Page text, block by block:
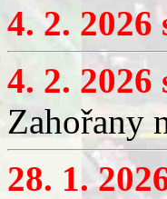
4. 2. 2026
4. 2. 2026
Zahořany
28. 1.